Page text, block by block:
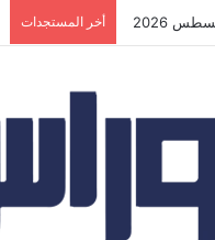
أخر المستجدات